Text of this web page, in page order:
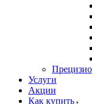
Услуги
Акции
Как купить